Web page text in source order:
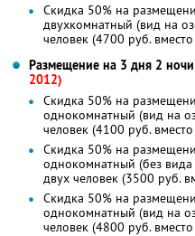
Скидка 50% на
двухкомнатный (вид на
человек (4700 руб.
Размещение на 3 дня 2
2012)
Скидка 50% на
однокомнатный (вид на
человек (4100 руб.
Скидка 50% на
однокомнатный (без
двух человек (3500 руб.
Скидка 50% на
однокомнатный (вид на
человек (4800 руб.